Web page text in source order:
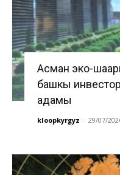
Асман эко-
башкы
адамы
kloopkyrgyz - 29/07/